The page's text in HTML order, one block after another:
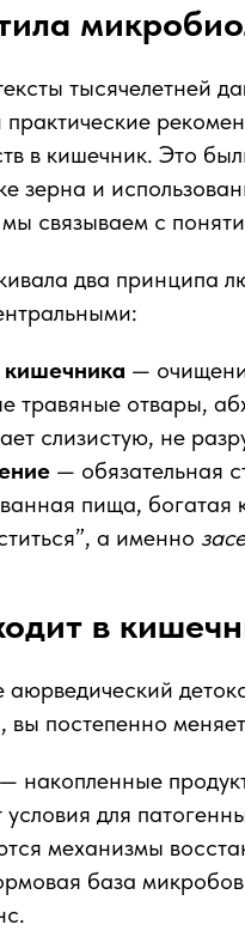
тысячелетней
в кишечник. Это
зерна и
мы связываем с
два принципа
кишечника —
травяные отвары,
слизистую, не
— обязательная
пища, богатая
а именно
в
аюрведический
вы постепенно
накопленные
для
механизмы
база